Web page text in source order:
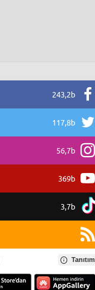
243,2b
117,8b
56,7b
369b
3,7b
Tanıtım